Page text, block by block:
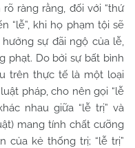
ràng rằng, đối với “thứ
“lễ”, khi họ phạm tội sẽ
sự đãi ngộ của lễ,
phạt. Do bởi sự bất bình
trên thực tế là một loại
pháp, cho nên gọi “lễ
nhau giữa “lễ trị” và
mang tính chất cưỡng
của kẻ thống trị; “lễ trị”